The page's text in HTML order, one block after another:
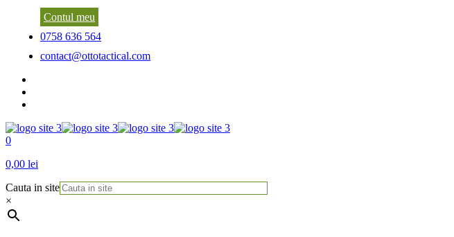
Contul meu
0758 636 564
contact@ottotactical.com
0
0,00 lei
Cauta in site
×